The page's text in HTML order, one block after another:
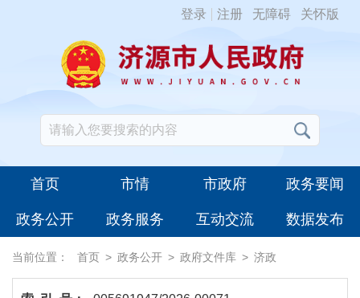
登录 注册 无障碍 关怀版
首页 市情 市政府 政务要闻
政务公开 政务服务 互动交流 数据发布
当前位置： 首页 > 政务公开 > 政府文件库 > 济政